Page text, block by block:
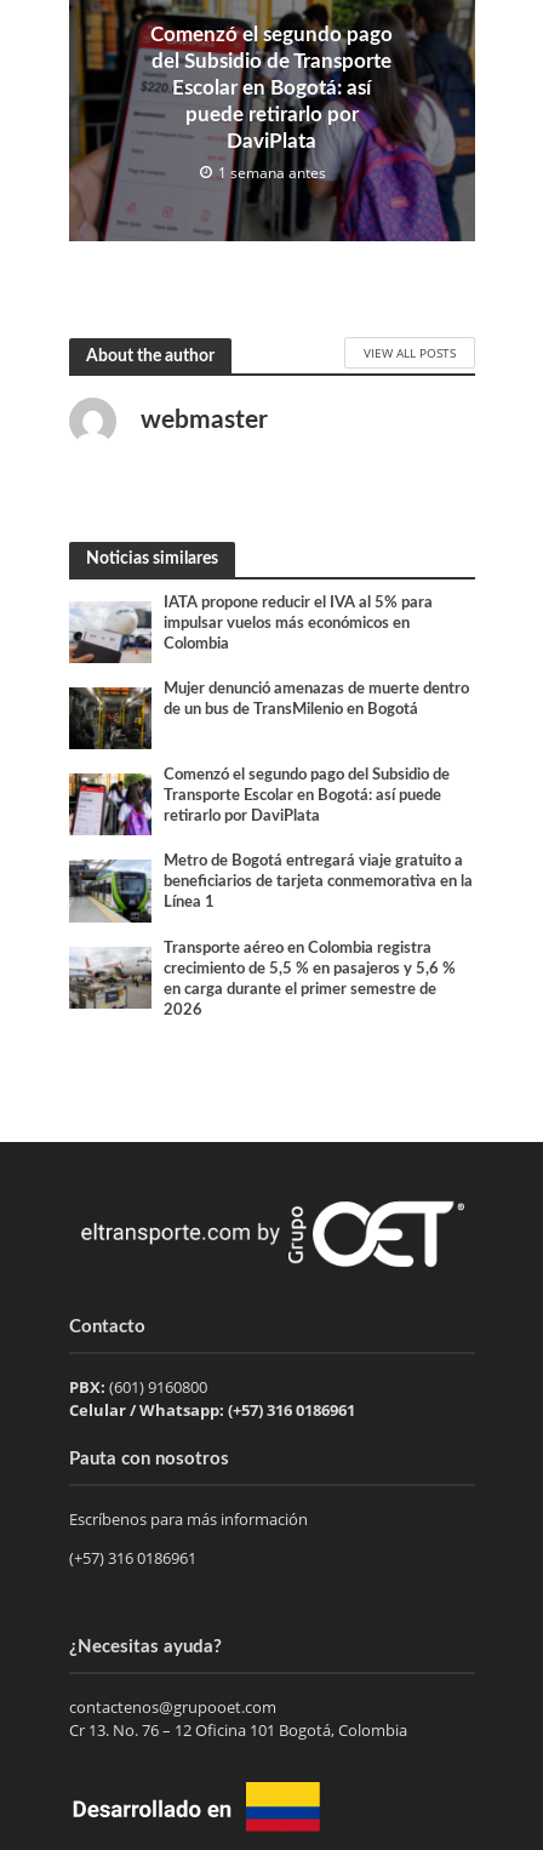
Comenzó el segundo pago
del Subsidio de Transporte
Escolar en Bogotá: así
puede retirarlo por
DaviPlata
1 semana antes
About the author VIEW ALL POSTS
webmaster
Noticias similares
IATA propone reducir el IVA al 5% para
impulsar vuelos más económicos en
Colombia
Mujer denunció amenazas de muerte dentro
de un bus de TransMilenio en Bogotá
Comenzó el segundo pago del Subsidio de
Transporte Escolar en Bogotá: así puede
retirarlo por DaviPlata
Metro de Bogotá entregará viaje gratuito a
beneficiarios de tarjeta conmemorativa en la
Línea 1
Transporte aéreo en Colombia registra
crecimiento de 5,5 % en pasajeros y 5,6 %
en carga durante el primer semestre de
2026
Contacto
PBX: (601) 9160800
Celular / Whatsapp: (+57) 316 0186961
Pauta con nosotros
Escríbenos para más información
(+57) 316 0186961
¿Necesitas ayuda?
contactenos@grupooet.com
Cr 13. No. 76 – 12 Oficina 101 Bogotá, Colombia